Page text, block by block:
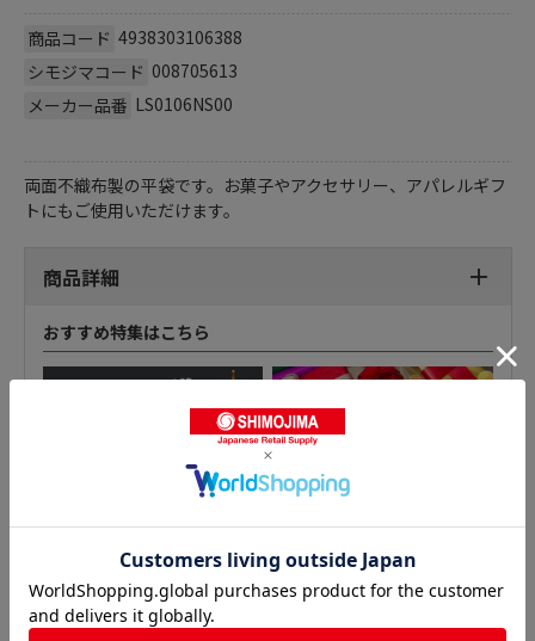
商品コード 4938303106388
シモジマコード 008705613
メーカー品番 LS0106NS00
両面不織布製の平袋です。お菓子やアクセサリー、アパレルギフ
トにもご使用いただけます。
商品詳細
おすすめ特集はこちら